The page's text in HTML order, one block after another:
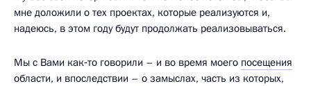
мне доложили о тех проектах, которые реализуются и,
надеюсь, в этом году будут продолжать реализовываться.
Мы с Вами как‑то говорили – и во время моего посещения
области, и впоследствии – о замыслах, часть из которых,